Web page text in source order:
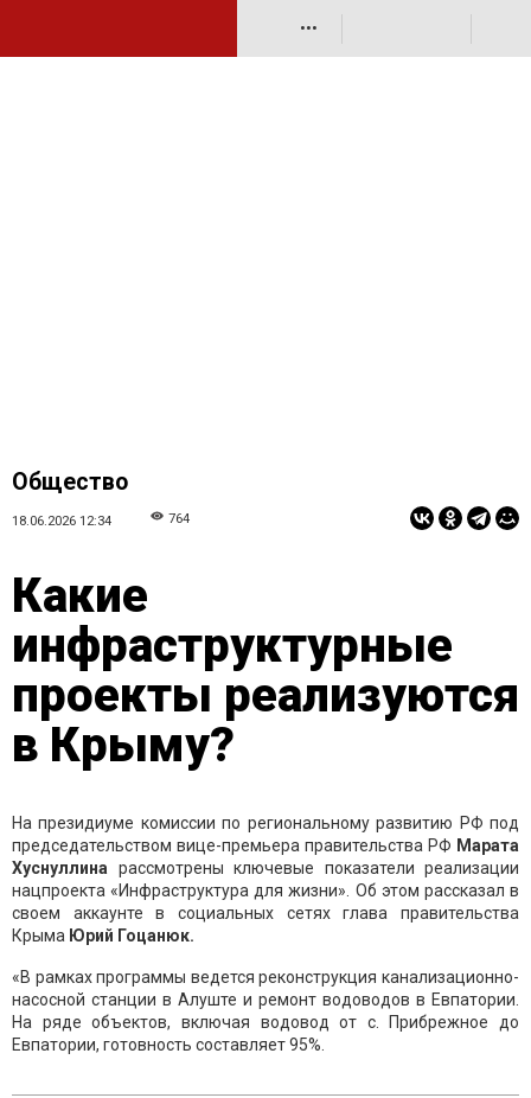
•••
Общество
18.06.2026 12:34 764
Какие
инфраструктурные
проекты реализуются
в Крыму?
На президиуме комиссии по региональному развитию РФ под
председательством вице-премьера правительства РФ Марата
Хуснуллина рассмотрены ключевые показатели реализации
нацпроекта «Инфраструктура для жизни». Об этом рассказал в
своем аккаунте в социальных сетях глава правительства
Крыма Юрий Гоцанюк.
«В рамках программы ведется реконструкция канализационно-
насосной станции в Алуште и ремонт водоводов в Евпатории.
На ряде объектов, включая водовод от с. Прибрежное до
Евпатории, готовность составляет 95%.